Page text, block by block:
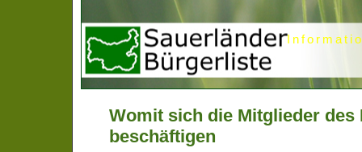
Womit sich die Mitglieder des
beschäftigen